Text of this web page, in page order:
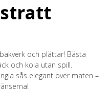
och plättar! Bästa
och kola utan spill.
sås elegant över maten –